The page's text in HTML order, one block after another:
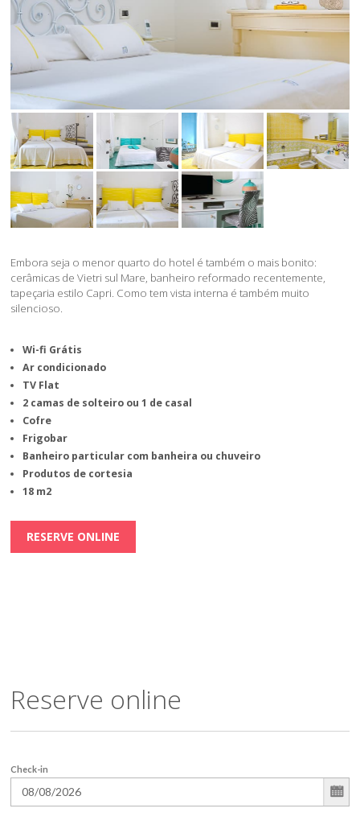
Embora seja o menor quarto do hotel é também o mais bonito:
cerâmicas de Vietri sul Mare, banheiro reformado recentemente,
tapeçaria estilo Capri. Como tem vista interna é também muito
silencioso.
Wi-fi Grátis
Ar condicionado
TV Flat
2 camas de solteiro ou 1 de casal
Cofre
Frigobar
Banheiro particular com banheira ou chuveiro
Produtos de cortesia
18 m2
RESERVE ONLINE
Reserve online
Check-in